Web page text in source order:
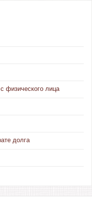
физического лица
долга